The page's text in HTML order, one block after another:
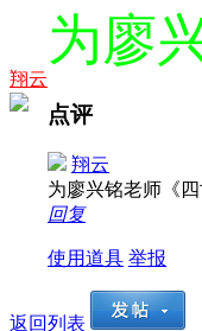
翔云
为廖
点评
翔云
为廖兴铭老师《
回复
使用道具 举报
返回列表